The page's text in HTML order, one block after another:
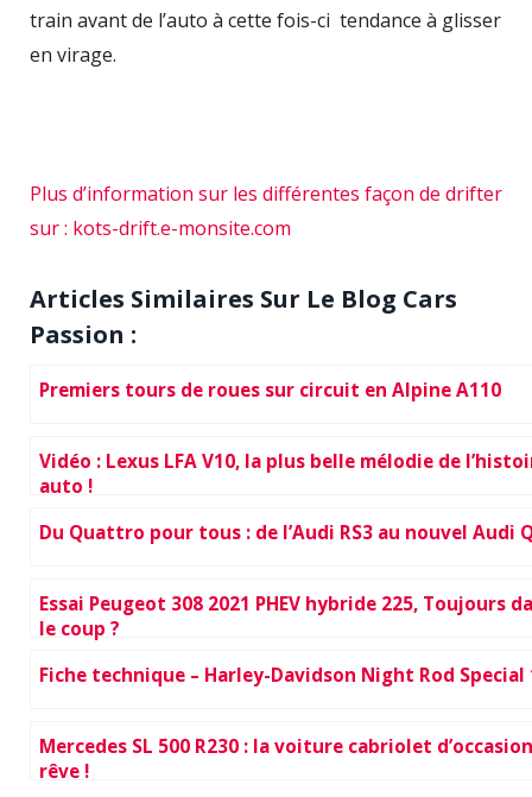
train avant de l’auto à cette fois-ci tendance à glisser
en virage.
Plus d’information sur les différentes façon de drifter
sur : kots-drift.e-monsite.com
Articles Similaires Sur Le Blog Cars
Passion :
Premiers tours de roues sur circuit en Alpine A110
Vidéo : Lexus LFA V10, la plus belle mélodie de
auto !
Du Quattro pour tous : de l’Audi RS3 au nouvel Audi
Essai Peugeot 308 2021 PHEV hybride 225, Toujours
le coup ?
Fiche technique – Harley-Davidson Night Rod Special
Mercedes SL 500 R230 : la voiture cabriolet
rêve !